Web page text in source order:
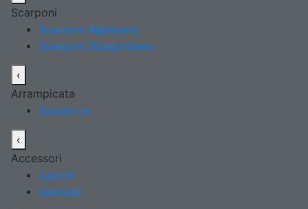
Scarponi
Scarponi Alpinismo
Scarponi Scialpinismo
‹
Arrampicata
Scarpette
‹
Accessori
Calzini
Gambali